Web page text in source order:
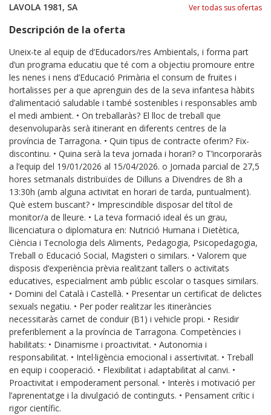
LAVOLA 1981, SA Ver todas sus ofertas
Descripción de la oferta
Uneix-te al equip de d’Educadors/res Ambientals, i forma part
d’un programa educatiu que té com a objectiu promoure entre
les nenes i nens d’Educació Primària el consum de fruites i
hortalisses per a que aprenguin des de la seva infantesa hàbits
d’alimentació saludable i també sostenibles i responsables amb
el medi ambient. • On treballaràs? El lloc de treball que
desenvoluparàs serà itinerant en diferents centres de la
província de Tarragona. • Quin tipus de contracte oferim? Fix-
discontinu. • Quina serà la teva jornada i horari? o T’incorporaràs
a l’equip del 19/01/2026 al 15/04/2026. o Jornada parcial de 27,5
hores setmanals distribuïdes de Dilluns a Divendres de 8h a
13:30h (amb alguna activitat en horari de tarda, puntualment).
Què estem buscant? • Imprescindible disposar del títol de
monitor/a de lleure. • La teva formació ideal és un grau,
llicenciatura o diplomatura en: Nutrició Humana i Dietètica,
Ciència i Tecnologia dels Aliments, Pedagogia, Psicopedagogia,
Treball o Educació Social, Magisteri o similars. • Valorem que
disposis d’experiència prèvia realitzant tallers o activitats
educatives, especialment amb públic escolar o tasques similars.
• Domini del Català i Castellà. • Presentar un certificat de delictes
sexuals negatiu. • Per poder realitzar les itineràncies
necessitaràs carnet de conduir (B1) i vehicle propi. • Residir
preferiblement a la província de Tarragona. Competències i
habilitats: • Dinamisme i proactivitat. • Autonomia i
responsabilitat. • Intel·ligència emocional i assertivitat. • Treball
en equip i cooperació. • Flexibilitat i adaptabilitat al canvi. •
Proactivitat i empoderament personal. • Interès i motivació per
l’aprenentatge i la divulgació de continguts. • Pensament crític i
rigor científic.